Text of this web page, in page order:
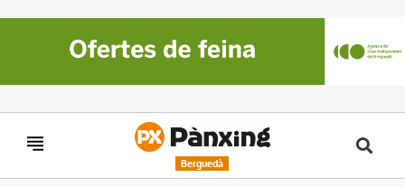
Berguedà